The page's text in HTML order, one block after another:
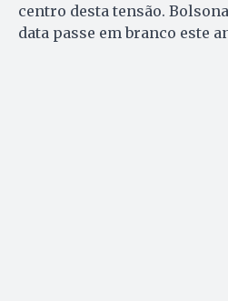
centro desta tensão.
data passe em branco este